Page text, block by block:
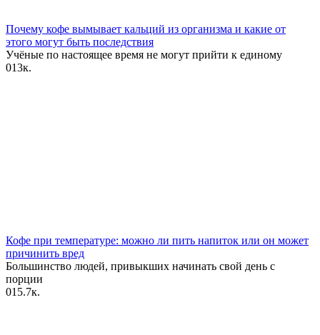
Почему кофе вымывает кальций из организма и какие от
этого могут быть последствия
Учёные по настоящее время не могут прийти к единому
013к.
Кофе при температуре: можно ли пить напиток или он может
причинить вред
Большинство людей, привыкших начинать свой день с
порции
015.7к.